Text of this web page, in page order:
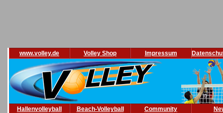
www.volley.de Volley Shop Impressum
Hallenvolleyball Beach-Volleyball Community